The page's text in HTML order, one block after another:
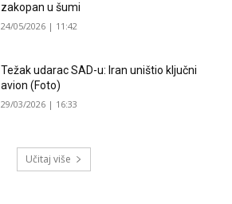
zakopan u šumi
24/05/2026 | 11:42
Težak udarac SAD-u: Iran uništio ključni
avion (Foto)
29/03/2026 | 16:33
Učitaj više